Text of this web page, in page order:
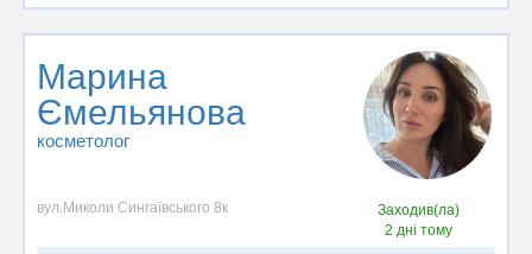
Марина
Ємельянова
косметолог
вул.Миколи Сингаївського 8к
Заходив(ла)
2 дні тому